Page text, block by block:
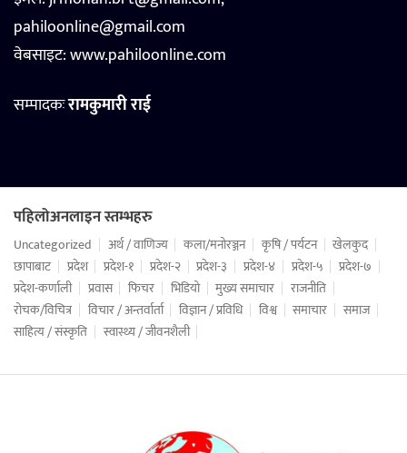
pahiloonline@gmail.com
वेबसाइट:www.pahiloonline.com
सम्पादकःरामकुमारी राई
पहिलोअनलाइन स्तम्भहरु
Uncategorized अर्थ / वाणिज्य कला/मनोरञ्जन कृषि / पर्यटन
खेलकुद
छापाबाट
प्रदेश प्रदेश-१ प्रदेश-२ प्रदेश-३ प्रदेश-४ प्रदेश-५
प्रदेश-७
प्रदेश-कर्णाली
प्रवास फिचर भिडियो मुख्य समाचार
राजनीति
रोचक/विचित्र
विचार / अन्तर्वार्ता विज्ञान / प्रविधि विश्व समाचार
समाज
साहित्य / संस्कृति
स्वास्थ्य / जीवनशैली